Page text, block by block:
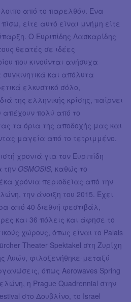
από το παρελθόν. Ένα
είτε αυτό είναι μνήμη είτε
Ο Ευριπίδης Λασκαρίδης
θεατές σε ιδέες
που κινούνται ανήσυχα
και απόλυτα
ελκυστικό σόλο,
της ελληνικής κρίσης, παίρνει
απέχουν πολύ από το
τα όρια της αποδοχής μας και
μαγεία από το τετριμμένο.
χρονιά για τον Ευριπίδη
την OSMOSIS, καθώς το
χρόνια περιοδείας από την
την άνοιξη του 2015. Έχει
από 40 διεθνή φεστιβάλ,
και 36 πόλεις και άφησε το
χώρους, όπως είναι το Palais
Theater Spektakel στη Ζυρίχη
Λυών, φιλοξενήθηκε-μεταξύ
όπως Aerowaves Spring
η Prague Quadrennial στην
στο Δουβλίνο, το Israel